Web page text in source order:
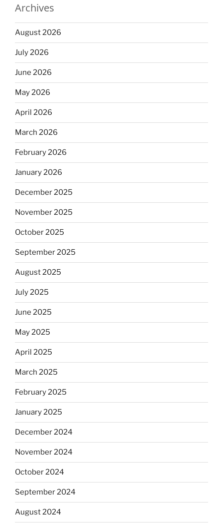
Archives
August 2026
July 2026
June 2026
May 2026
April 2026
March 2026
February 2026
January 2026
December 2025
November 2025
October 2025
September 2025
August 2025
July 2025
June 2025
May 2025
April 2025
March 2025
February 2025
January 2025
December 2024
November 2024
October 2024
September 2024
August 2024